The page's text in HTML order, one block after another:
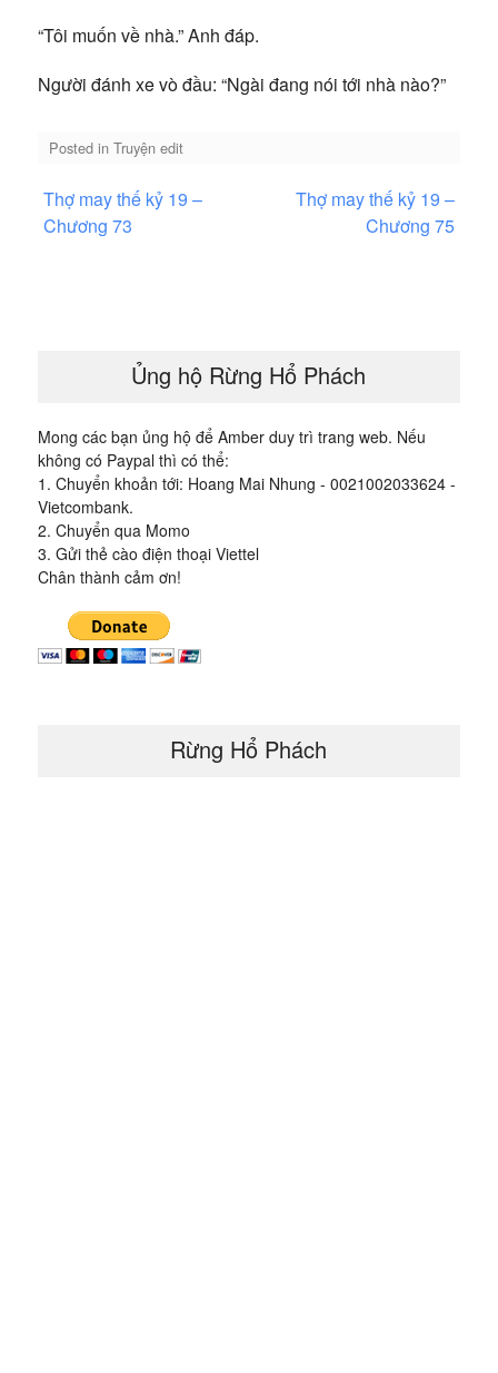
“Tôi muốn về nhà.” Anh đáp.
Người đánh xe vò đầu: “Ngài đang nói tới nhà nào?”
Posted in Truyện edit
Điều
hướng
Thợ may thế kỷ 19 –
Chương 73
Thợ may thế kỷ 19 –
Chương 75
Ủng hộ Rừng Hổ Phách
Mong các bạn ủng hộ để Amber duy trì trang web. Nếu
không có Paypal thì có thể:
1. Chuyển khoản tới: Hoang Mai Nhung - 0021002033624 -
Vietcombank.
2. Chuyển qua Momo
3. Gửi thẻ cào điện thoại Viettel
Chân thành cảm ơn!
Rừng Hổ Phách